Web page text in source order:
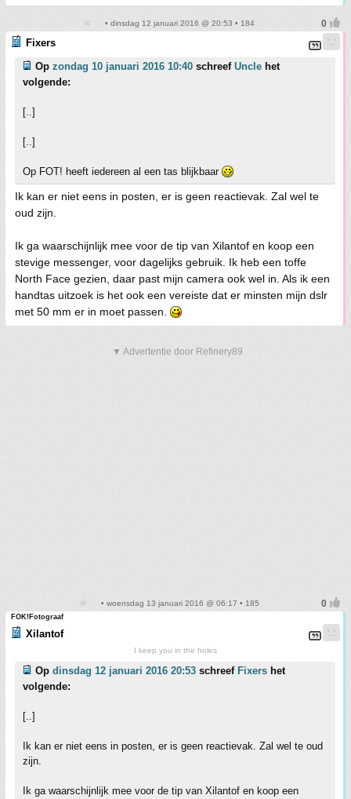
• dinsdag 12 januari 2016 @ 20:53 • 184
Fixers
Op zondag 10 januari 2016 10:40 schreef Uncle het
volgende:
[..]
[..]
Op FOT! heeft iedereen al een tas blijkbaar
Ik kan er niet eens in posten, er is geen reactievak. Zal wel te
oud zijn.
Ik ga waarschijnlijk mee voor de tip van Xilantof en koop een
stevige messenger, voor dagelijks gebruik. Ik heb een toffe
North Face gezien, daar past mijn camera ook wel in. Als ik een
handtas uitzoek is het ook een vereiste dat er minsten mijn dslr
met 50 mm er in moet passen.
▼ Advertentie door Refinery89
• woensdag 13 januari 2016 @ 06:17 • 185
FOK!Fotograaf
Xilantof
I keep you in the holes
Op dinsdag 12 januari 2016 20:53 schreef Fixers het
volgende:
[..]
Ik kan er niet eens in posten, er is geen reactievak. Zal wel te oud
zijn.
Ik ga waarschijnlijk mee voor de tip van Xilantof en koop een